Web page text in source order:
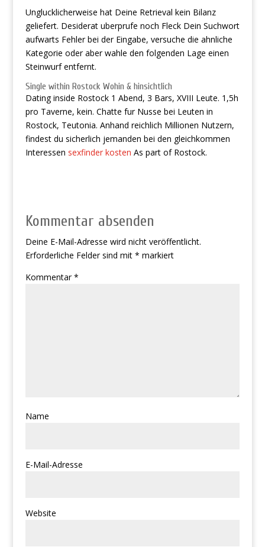
Unglucklicherweise hat Deine Retrieval kein Bilanz
geliefert. Desiderat uberprufe noch Fleck Dein Suchwort
aufwarts Fehler bei der Eingabe, versuche die ahnliche
Kategorie oder aber wahle den folgenden Lage einen
Steinwurf entfernt.
Single within Rostock Wohin & hinsichtlich
Dating inside Rostock 1 Abend, 3 Bars, XVIII Leute. 1,5h
pro Taverne, kein. Chatte fur Nusse bei Leuten in
Rostock, Teutonia. Anhand reichlich Millionen Nutzern,
findest du sicherlich jemanden bei den gleichkommen
Interessen sexfinder kosten As part of Rostock.
Kommentar absenden
Deine E-Mail-Adresse wird nicht veröffentlicht.
Erforderliche Felder sind mit * markiert
Kommentar*
Name
E-Mail-Adresse
Website